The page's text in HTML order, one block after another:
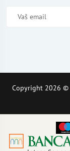
Copyright 2026 ©